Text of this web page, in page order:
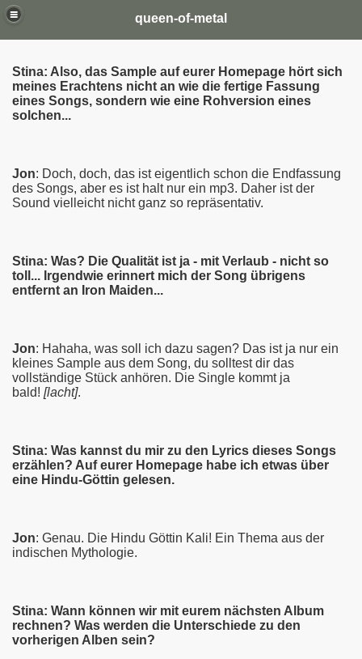
queen-of-metal
Stina: Also, das Sample auf eurer Homepage hört sich
meines Erachtens nicht an wie die fertige Fassung
eines Songs, sondern wie eine Rohversion eines
solchen...
Jon: Doch, doch, das ist eigentlich schon die Endfassung
des Songs, aber es ist halt nur ein mp3. Daher ist der
Sound vielleicht nicht ganz so repräsentativ.
Stina: Was? Die Qualität ist ja - mit Verlaub - nicht so
toll... Irgendwie erinnert mich der Song übrigens
entfernt an Iron Maiden...
Jon: Hahaha, was soll ich dazu sagen? Das ist ja nur ein
kleines Sample aus dem Song, du solltest dir das
vollständige Stück anhören. Die Single kommt ja
bald! [lacht].
Stina: Was kannst du mir zu den Lyrics dieses Songs
erzählen? Auf eurer Homepage habe ich etwas über
eine Hindu-Göttin gelesen.
Jon: Genau. Die Hindu Göttin Kali! Ein Thema aus der
indischen Mythologie.
Stina: Wann können wir mit eurem nächsten Album
rechnen? Was werden die Unterschiede zu den
vorherigen Alben sein?